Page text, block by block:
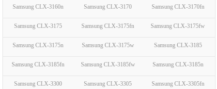
Samsung CLX-3160n Samsung CLX-3170 Samsung CLX-3170fn
Samsung CLX-3175 Samsung CLX-3175fn Samsung CLX-3175fw
Samsung CLX-3175n Samsung CLX-3175w Samsung CLX-3185
Samsung CLX-3185fn Samsung CLX-3185fw Samsung CLX-3185n
Samsung CLX-3300 Samsung CLX-3305 Samsung CLX-3305fn